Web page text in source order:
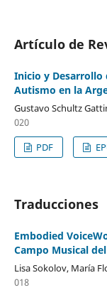
Artículo de
Inicio y Desarrollo
Autismo en la
Gustavo Schultz
020
PDF
Traducciones
Embodied
Campo Musical
Lisa Sokolov, María
018